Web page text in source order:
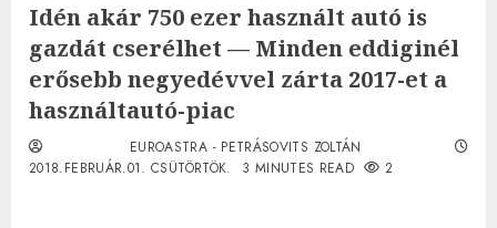
Idén akár 750 ezer használt autó is
gazdát cserélhet — Minden eddiginél
erősebb negyedévvel zárta 2017-et a
használtautó-piac
EUROASTRA - PETRÁSOVITS ZOLTÁN
2018.FEBRUÁR.01. CSÜTÖRTÖK.
3 MINUTES READ 2